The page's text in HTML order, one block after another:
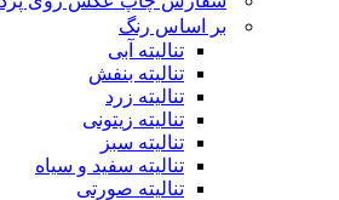
بر اساس رنگ
تنالیته آبی
تنالیته بنفش
تنالیته زرد
تنالیته زیتونی
تنالیته سبز
تنالیته سفید و سیاه
تنالیته صورتی